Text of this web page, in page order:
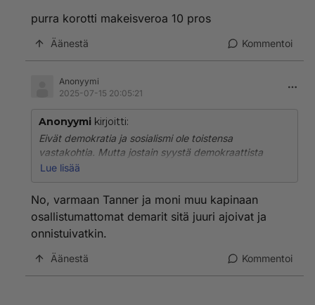
purra korotti makeisveroa 10 pros
Äänestä Kommentoi
Anonyymi
2025-07-15 20:05:21
Anonyymi kirjoitti:
Eivät demokratia ja sosialismi ole toistensa
vastakohtia. Mutta jostain syystä demokraattista
sosialismia ei ole vielä kokeiltu. Syytä olisi. Koska se
Lue lisää
No, varmaan Tanner ja moni muu kapinaan
osallistumattomat demarit sitä juuri ajoivat ja
onnistuivatkin.
Äänestä Kommentoi